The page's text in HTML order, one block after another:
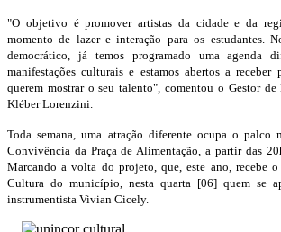
"O objetivo é promover artistas da cidade e da
momento de lazer e interação para os estudantes.
democrático, já temos programado uma agenda
manifestações culturais e estamos abertos a receber
querem mostrar o seu talento", comentou o Gestor
Kléber Lorenzini.
Toda semana, uma atração diferente ocupa o palco
Convivência da Praça de Alimentação, a partir das
Marcando a volta do projeto, que, este ano, recebe
Cultura do município, nesta quarta [06] quem se
instrumentista Vivian Cicely.